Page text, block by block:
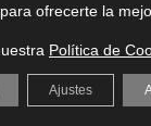
ofrecerte la
Política de
Ajustes